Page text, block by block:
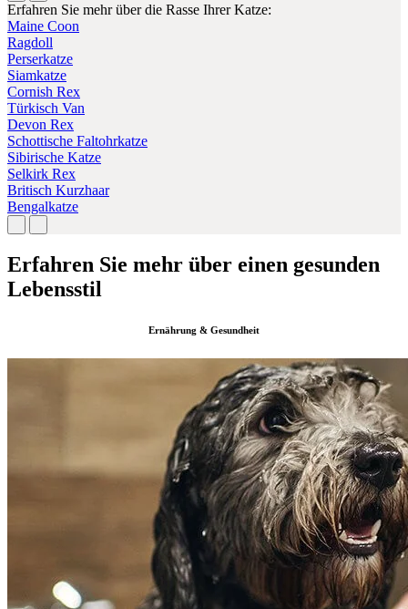
Erfahren Sie mehr über die Rasse Ihrer Katze:
Maine Coon
Ragdoll
Perserkatze
Siamkatze
Cornish Rex
Türkisch Van
Devon Rex
Schottische Faltohrkatze
Sibirische Katze
Selkirk Rex
Britisch Kurzhaar
Bengalkatze
Erfahren Sie mehr über einen gesunden
Lebensstil
Ernährung & Gesundheit